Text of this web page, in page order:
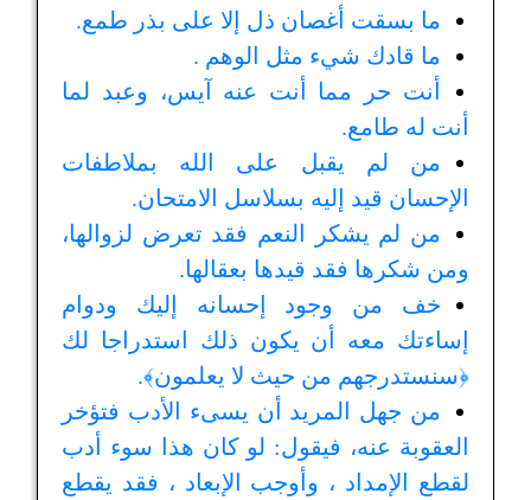
ما بسقت أغصان ذل إلا على بذر طمع.
ما قادك شيء مثل الوهم .
أنت حر مما أنت عنه آيس، وعبد لما
أنت له طامع.
من لم يقبل على الله بملاطفات
الإحسان قيد إليه بسلاسل الامتحان.
من لم يشكر النعم فقد تعرض لزوالها،
ومن شكرها فقد قيدها بعقالها.
خف من وجود إحسانه إليك ودوام
إساءتك معه أن يكون ذلك استدراجا لك
﴿سنستدرجهم من حيث لا يعلمون﴾.
من جهل المريد أن يسىء الأدب فتؤخر
العقوبة عنه، فيقول: لو كان هذا سوء أدب
لقطع الإمداد ، وأوجب الإبعاد ، فقد يقطع